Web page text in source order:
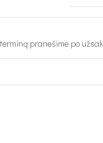
pranešime po